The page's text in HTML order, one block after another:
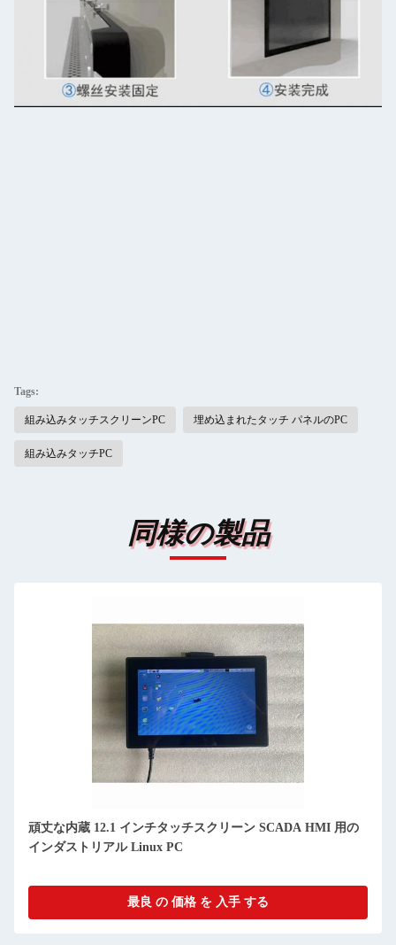
Tags:
組み込みタッチスクリーンPC 埋め込まれたタッチ パネルのPC
組み込みタッチPC
同様の製品
頑丈な内蔵 12.1 インチタッチスクリーン SCADA HMI 用の
インダストリアル Linux PC
最良 の 価格 を 入手 する